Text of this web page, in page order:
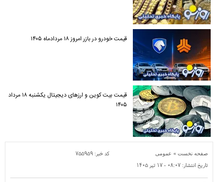
قیمت خودرو در بازر امروز ۱۸ مردادماه ۱۴۰۵
قیمت بیت کوین و ارز‌های دیجیتال یکشنبه ۱۸ مرداد
۱۴۰۵
صفحه نخست » عمومی کد خبر: ۷۵۵۹۵۹
تاریخ انتشار: ۰۸:۰۷ - ۱۷ تير ۱۴۰۵